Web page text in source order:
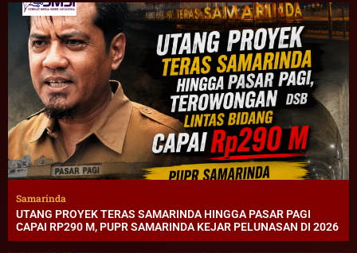
Samarinda
UTANG PROYEK TERAS SAMARINDA HINGGA PASAR PAGI
CAPAI RP290 M, PUPR SAMARINDA KEJAR PELUNASAN DI 2026